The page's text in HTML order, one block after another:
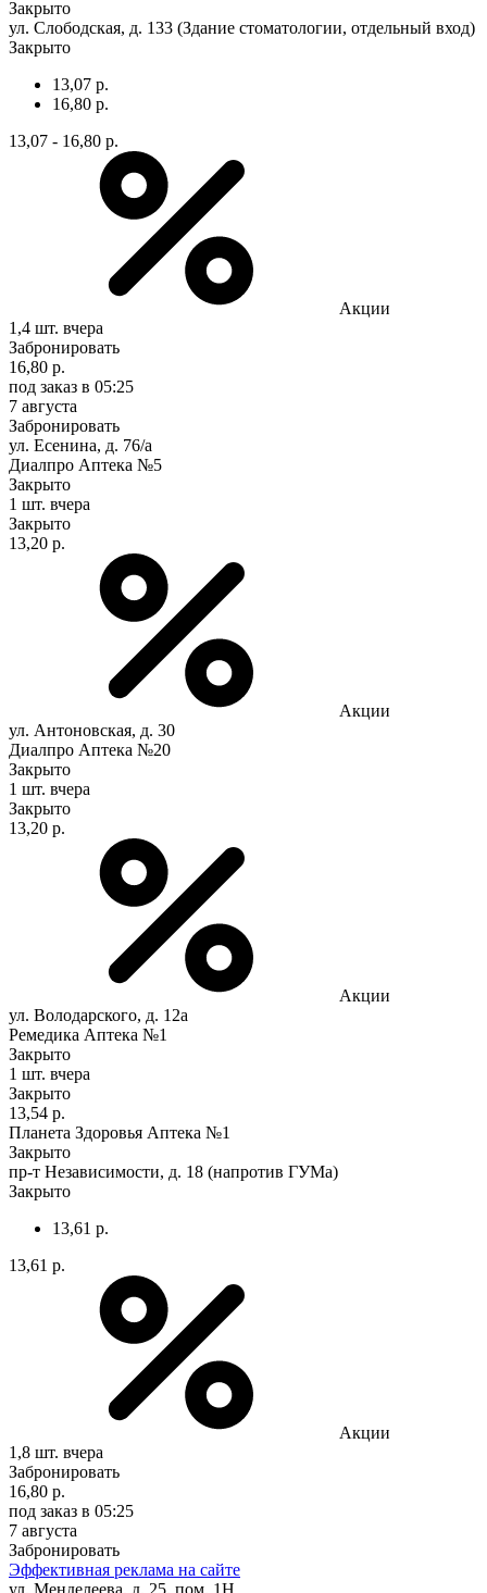
Закрыто
ул. Слободская, д. 133 (Здание стоматологии, отдельный вход)
Закрыто
13,07 р.
16,80 р.
13,07 - 16,80 р.
Акции
1,4 шт. вчера
Забронировать
16,80 р.
под заказ в 05:25
7 августа
Забронировать
ул. Есенина, д. 76/а
Диалпро Аптека №5
Закрыто
1 шт. вчера
Закрыто
13,20 р.
Акции
ул. Антоновская, д. 30
Диалпро Аптека №20
Закрыто
1 шт. вчера
Закрыто
13,20 р.
Акции
ул. Володарского, д. 12а
Ремедика Аптека №1
Закрыто
1 шт. вчера
Закрыто
13,54 р.
Планета Здоровья Аптека №1
Закрыто
пр-т Независимости, д. 18 (напротив ГУМа)
Закрыто
13,61 р.
13,61 р.
Акции
1,8 шт. вчера
Забронировать
16,80 р.
под заказ в 05:25
7 августа
Забронировать
Эффективная реклама на сайте
ул. Менделеева, д. 25, пом. 1Н